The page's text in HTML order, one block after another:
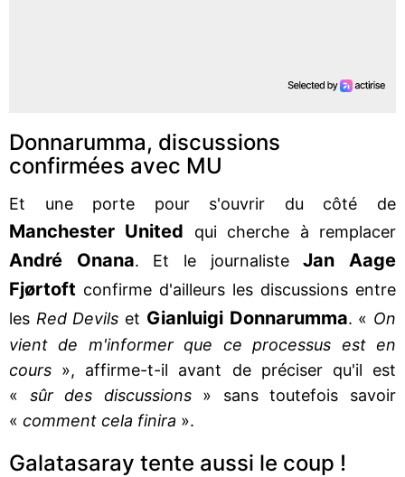
Donnarumma, discussions
confirmées avec MU
Et une porte pour s'ouvrir du côté de
Manchester United qui cherche à remplacer
André Onana. Et le journalisteJan Aage
Fjørtoft confirme d'ailleurs les discussions entre
les Red Devils et Gianluigi Donnarumma. « On
vient de m'informer que ce processus est en
cours », affirme-t-il avant de préciser qu'il est
« sûr des discussions» sans toutefois savoir
« comment cela finira ».
Galatasaray tente aussi le coup !